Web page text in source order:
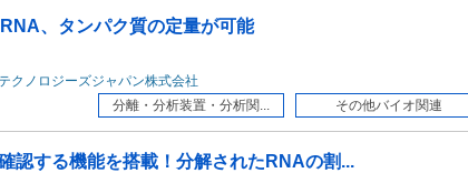
、タンパク質の定量が可能
クノロジーズジャパン株式会社
分離・分析装置・分析関...
その他バイオ関連
認する機能を搭載！分解されたRNAの割...